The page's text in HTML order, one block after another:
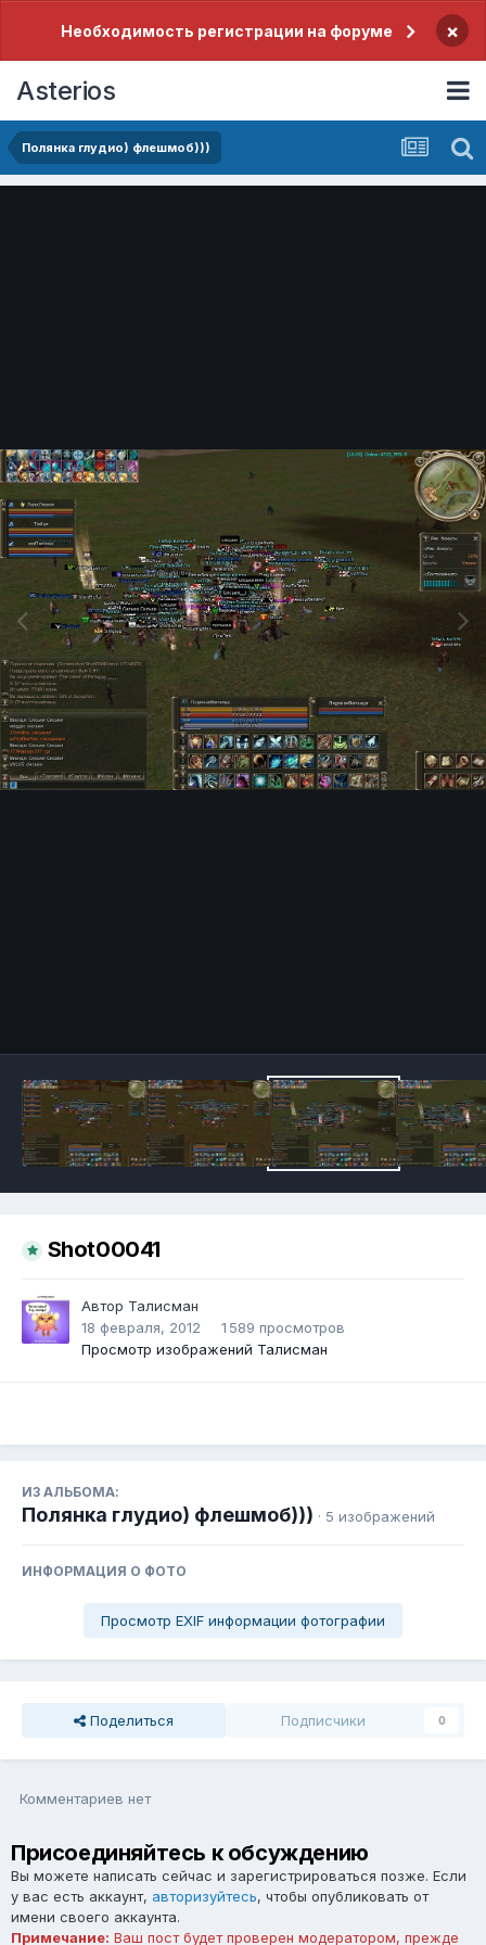
Необходимость регистрации на форуме ×
Asterios
Полянка глудио) флешмоб)))
Shot00041
Автор Талисман
18 февраля, 2012
1 589 просмотров
Просмотр изображений Талисман
ИЗ АЛЬБОМА:
Полянка глудио) флешмоб))) · 5 изображений
ИНФОРМАЦИЯ О ФОТО
Просмотр EXIF информации фотографии
Поделиться Подписчики 0
Комментариев нет
Присоединяйтесь к обсуждению
Вы можете написать сейчас и зарегистрироваться позже. Если
у вас есть аккаунт, авторизуйтесь, чтобы опубликовать от
имени своего аккаунта.
Примечание: Ваш пост будет проверен модератором, прежде